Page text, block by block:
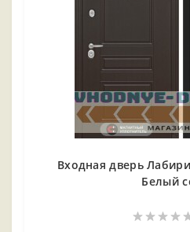
Входная дверь
Белый